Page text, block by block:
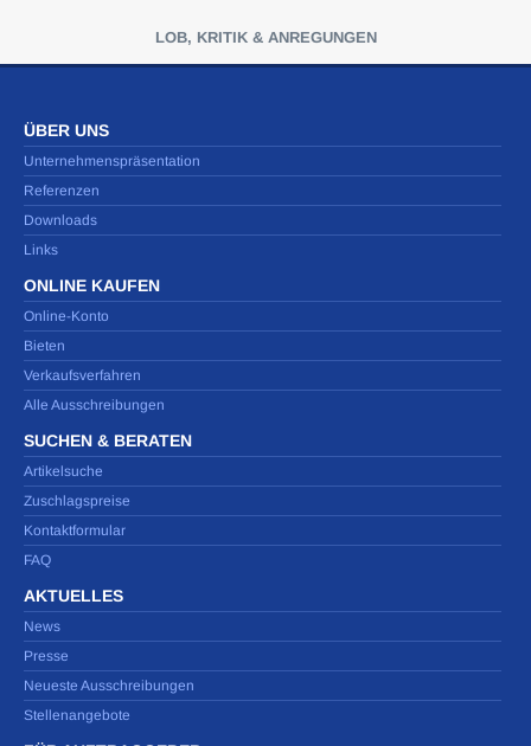
LOB, KRITIK & ANREGUNGEN
ÜBER UNS
Unternehmenspräsentation
Referenzen
Downloads
Links
ONLINE KAUFEN
Online-Konto
Bieten
Verkaufsverfahren
Alle Ausschreibungen
SUCHEN & BERATEN
Artikelsuche
Zuschlagspreise
Kontaktformular
FAQ
AKTUELLES
News
Presse
Neueste Ausschreibungen
Stellenangebote